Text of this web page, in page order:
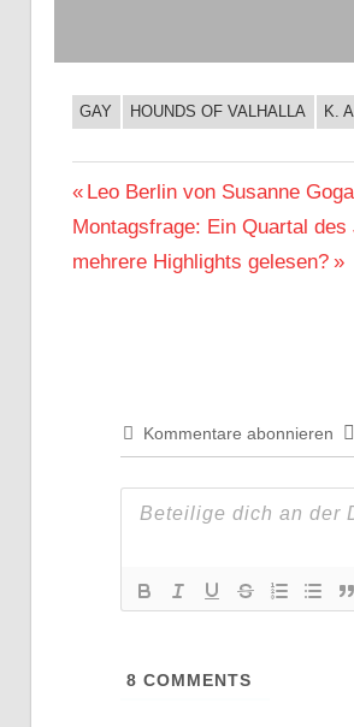
BUCHIGES
GAY HOUNDS OF VALHALLA K.
Vorheriger
Beitrag:
Leo Berlin von Susanne
Nächster
Beitrag:
Montagsfrage: Ein Quartal
mehrere Highlights gelesen?
Kommentare abonnieren
8 COMMENTS